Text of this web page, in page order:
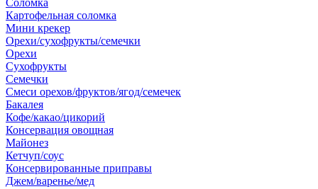
Соломка
Картофельная соломка
Мини крекер
Орехи/сухофрукты/семечки
Орехи
Сухофрукты
Семечки
Смеси орехов/фруктов/ягод/семечек
Бакалея
Кофе/какао/цикорий
Консервация овощная
Майонез
Кетчуп/соус
Консервированные приправы
Джем/варенье/мед